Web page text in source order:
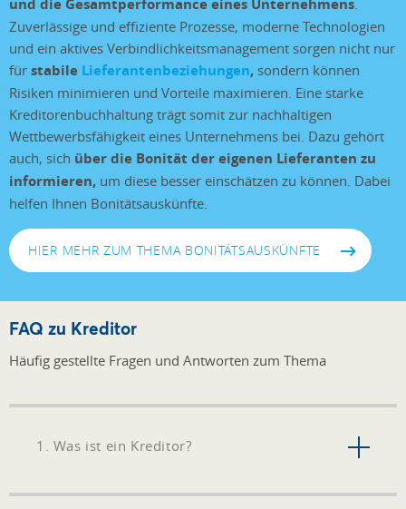
Zuverlässige und effiziente Prozesse, moderne Technologien
und ein aktives Verbindlichkeitsmanagement sorgen nicht nur
für stabile Lieferantenbeziehungen, sondern können
Risiken minimieren und Vorteile maximieren. Eine starke
Kreditorenbuchhaltung trägt somit zur nachhaltigen
Wettbewerbsfähigkeit eines Unternehmens bei. Dazu gehört
auch, sich über die Bonität der eigenen Lieferanten zu
informieren, um diese besser einschätzen zu können. Dabei
helfen Ihnen Bonitätsauskünfte.
HIER MEHR ZUM THEMA BONITÄTSAUSKÜNFTE
FAQ zu Kreditor
Häufig gestellte Fragen und Antworten zum Thema
1. Was ist ein Kreditor?